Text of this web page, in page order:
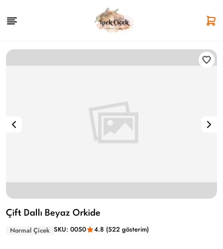
Çift Dallı Beyaz Orkide
Normal Çicek SKU: 0050 4.8 (522 gösterim)